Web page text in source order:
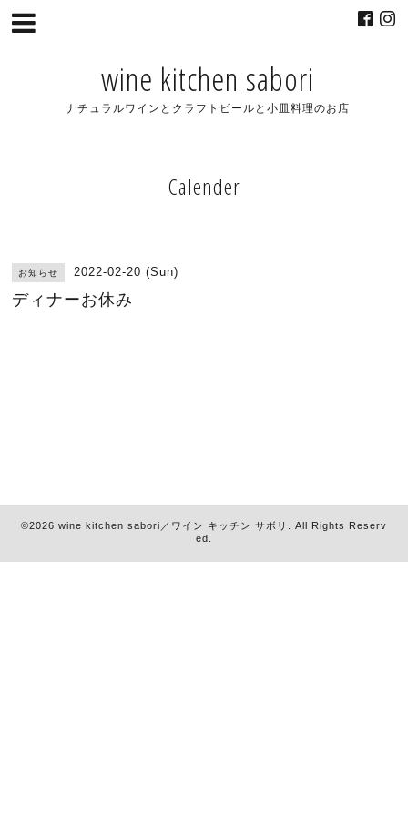
wine kitchen sabori
ナチュラルワインとクラフトビールと小皿料理のお店
Calender
お知らせ 2022-02-20 (Sun)
ディナーお休み
©2026 wine kitchen sabori／ワイン キッチン サボリ
. All Rights Reserv
ed.